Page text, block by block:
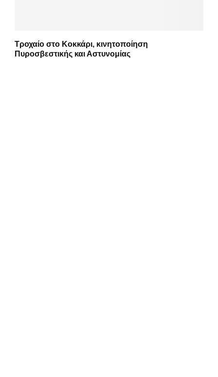
Τροχαίο στο Κοκκάρι, κινητοποίηση
Πυροσβεστικής και Αστυνομίας